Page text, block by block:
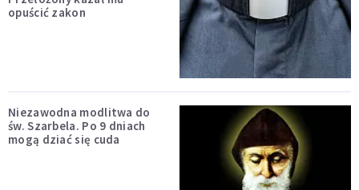
opuścić zakon
Niezawodna modlitwa do
św. Szarbela. Po 9 dniach
mogą dziać się cuda